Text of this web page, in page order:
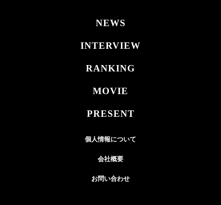
NEWS
INTERVIEW
RANKING
MOVIE
PRESENT
個人情報について
会社概要
お問い合わせ